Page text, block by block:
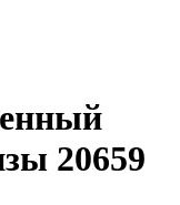
20659